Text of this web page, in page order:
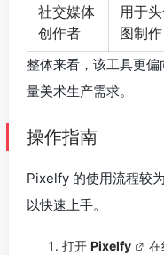
社交媒体
创作者
用于
图制作
整体来看，该工具更偏
量美术生产需求。
操作指南
Pixelfy 的使用流程较
以快速上手。
打开 Pixelfy
在